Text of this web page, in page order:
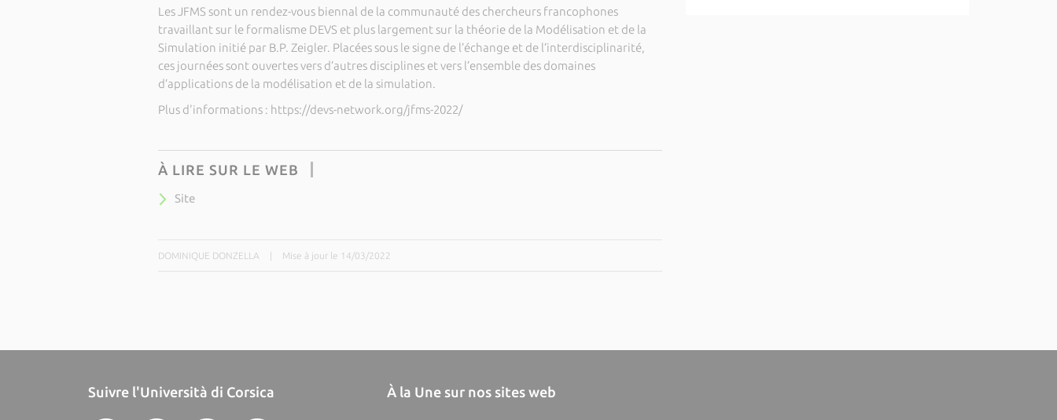
Les JFMS sont un rendez-vous biennal de la communauté des chercheurs francophones
travaillant sur le formalisme DEVS et plus largement sur la théorie de la Modélisation et de la
Simulation initié par B.P. Zeigler. Placées sous le signe de l’échange et de l’interdisciplinarité,
ces journées sont ouvertes vers d’autres disciplines et vers l’ensemble des domaines
d’applications de la modélisation et de la simulation.
Plus d'informations : https://devs-network.org/jfms-2022/
À LIRE SUR LE WEB
Site
DOMINIQUE DONZELLA Mise à jour le 14/03/2022
Suivre l'Università di Corsica À la Une sur nos sites web